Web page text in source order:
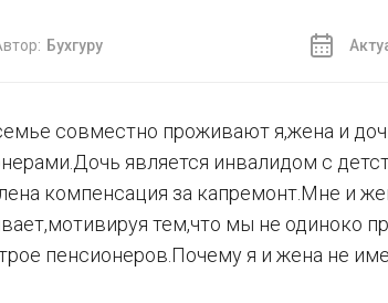
Бухгуру
совместно проживают я,жена и
является инвалидом с
компенсация за капремонт.Мне и
тем,что мы не одиноко
пенсионеров.Почему я и жена не